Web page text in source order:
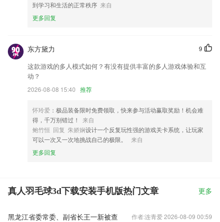
到学习和生活的正常秩序 来自
更多回复
9
东方黛力
这款游戏的多人模式如何？有没有提供丰富的多人游戏体验和互
动？
2026-08-08 15:40 推荐
怀玲爱 ：极品装备限时免费领取，快来参与活动赢取奖励！机会难
得，千万别错过！
来自
鲍竹恒 回复 朱娇娴设计一个反复玩性强的游戏关卡系统，让玩家
可以一次又一次地挑战自己的极限。
来自
更多回复
真人羽毛球3d下载安装手机版热门文章 更多
黑龙江省委常委、副省长王一新被查 作者:连青爱 2026-08-09 00:59